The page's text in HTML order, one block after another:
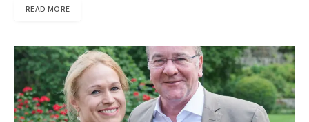
READ MORE